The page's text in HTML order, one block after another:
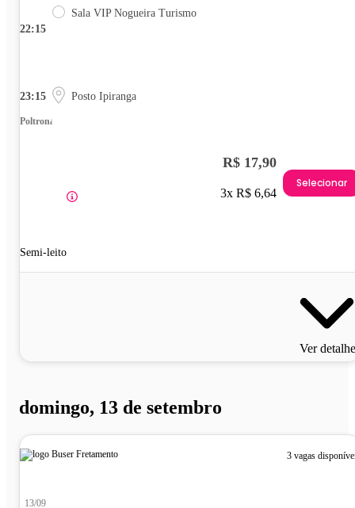
22:15
Sala VIP Nogueira Turismo
23:15 Posto Ipiranga
Poltrona
Semi-leito
R$ 17,90
3x R$ 6,64
Selecionar
Ver
domingo, 13 de setembro
3 vagas
13/09